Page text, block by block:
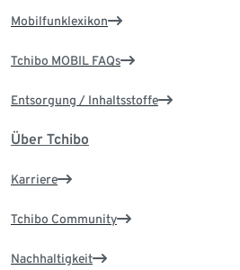
Mobilfunklexikon
Tchibo MOBIL FAQs
Entsorgung / Inhaltsstoffe
Über Tchibo
Karriere
Tchibo Community
Nachhaltigkeit